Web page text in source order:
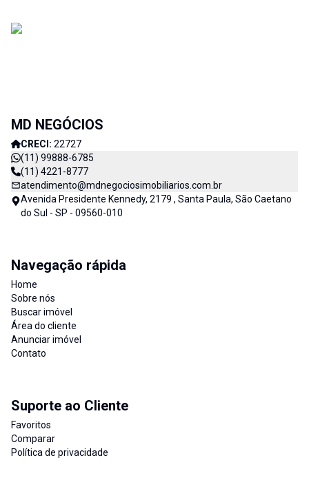
MD NEGÓCIOS
CRECI: 22727
(11) 99888-6785
(11) 4221-8777
atendimento@mdnegociosimobiliarios.com.br
Avenida Presidente Kennedy, 2179 , Santa Paula, São Caetano
do Sul - SP - 09560-010
Navegação rápida
Home
Sobre nós
Buscar imóvel
Área do cliente
Anunciar imóvel
Contato
Suporte ao Cliente
Favoritos
Comparar
Política de privacidade